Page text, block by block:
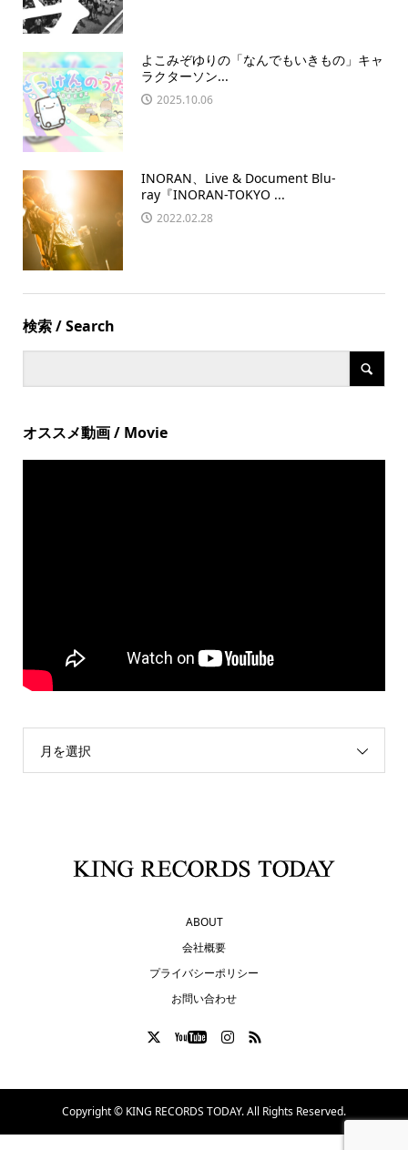
よこみぞゆりの「なんでもいきもの」キャ
ラクターソン...
2025.10.06
INORAN、Live & Document Blu-
ray『INORAN-TOKYO ...
2022.02.28
検索 / Search
オススメ動画 / Movie
月を選択
ABOUT
会社概要
プライバシーポリシー
お問い合わせ
Copyright © KING RECORDS TODAY. All Rights Reserved.